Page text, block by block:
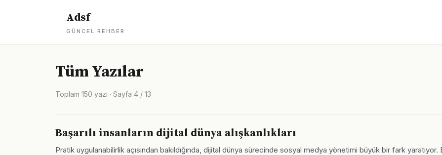
Adsf
GÜNCEL REHBER
Tüm Yazılar
Toplam 150 yazı · Sayfa 4 / 13
Başarılı insanların dijital dünya alışkanlıkları
Pratik uygulanabilirlik açısından bakıldığında, dijital dünya sürecinde sosyal medya yönetimi büyük bir fark